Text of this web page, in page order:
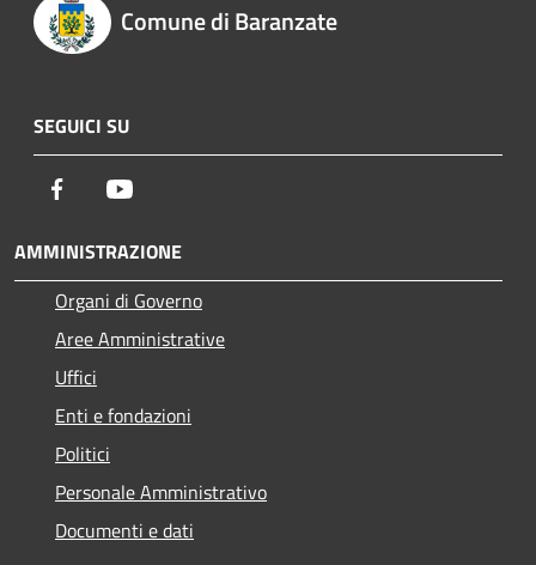
Comune di Baranzate
SEGUICI SU
Facebook
AMMINISTRAZIONE
Organi di Governo
Aree Amministrative
Uffici
Enti e fondazioni
Politici
Personale Amministrativo
Documenti e dati